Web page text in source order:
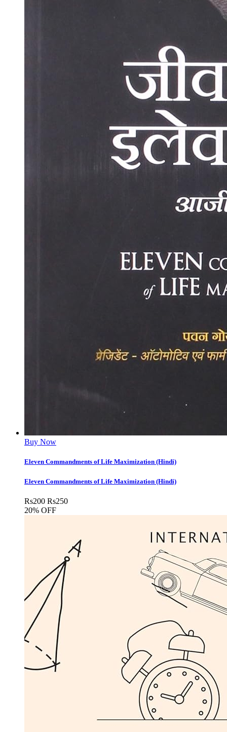
Buy Now
Eleven Commandments of Life Maximization (Hindi)
Eleven Commandments of Life Maximization (Hindi)
Rs200 Rs250
20% OFF